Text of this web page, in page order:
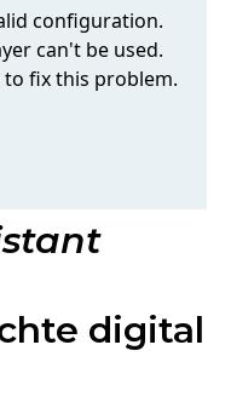
digital